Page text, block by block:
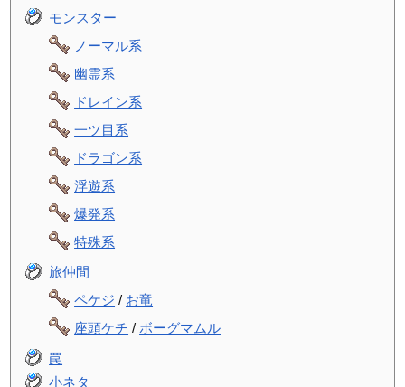
モンスター
ノーマル系
幽霊系
ドレイン系
一ツ目系
ドラゴン系
浮遊系
爆発系
特殊系
旅仲間
ペケジ / お竜
座頭ケチ / ボーグマムル
罠
小ネタ